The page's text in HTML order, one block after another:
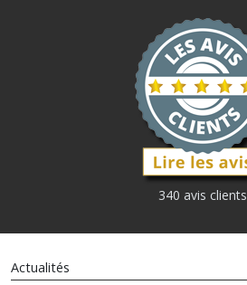
340 avis clients
Actualités